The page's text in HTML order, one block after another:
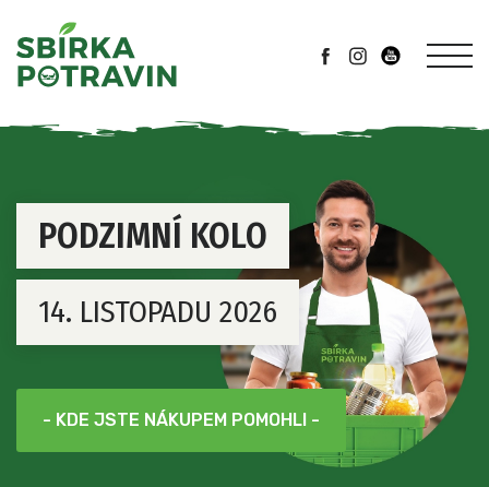
PODZIMNÍ KOLO
14. LISTOPADU 2026
- KDE JSTE NÁKUPEM POMOHLI -